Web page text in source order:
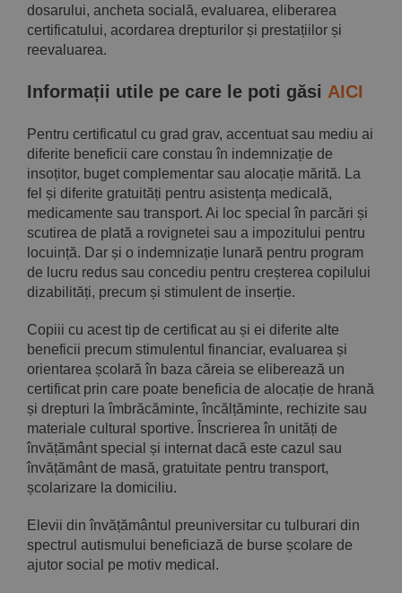
dosarului, ancheta socială, evaluarea, eliberarea
certificatului, acordarea drepturilor și prestațiilor și
reevaluarea.
Informații utile pe care le poti găsi AICI
Pentru certificatul cu grad grav, accentuat sau mediu ai
diferite beneficii care constau în indemnizație de
insoțitor, buget complementar sau alocație mărită. La
fel și diferite gratuități pentru asistența medicală,
medicamente sau transport. Ai loc special în parcări și
scutirea de plată a rovignetei sau a impozitului pentru
locuință. Dar și o indemnizație lunară pentru program
de lucru redus sau concediu pentru creșterea copilului
dizabilități, precum și stimulent de inserție.
Copiii cu acest tip de certificat au și ei diferite alte
beneficii precum stimulentul financiar, evaluarea și
orientarea școlară în baza căreia se eliberează un
certificat prin care poate beneficia de alocație de hrană
și drepturi la îmbrăcăminte, încălțăminte, rechizite sau
materiale cultural sportive. Înscrierea în unități de
învățământ special și internat dacă este cazul sau
învățământ de masă, gratuitate pentru transport,
școlarizare la domiciliu.
Elevii din învățământul preuniversitar cu tulburari din
spectrul autismului beneficiază de burse școlare de
ajutor social pe motiv medical.